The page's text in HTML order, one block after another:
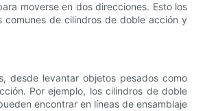
moverse en dos direcciones. Esto los
comunes de cilindros de doble acción y
desde levantar objetos pesados ​​como
Por ejemplo, los cilindros de doble
encontrar en líneas de ensamblaje